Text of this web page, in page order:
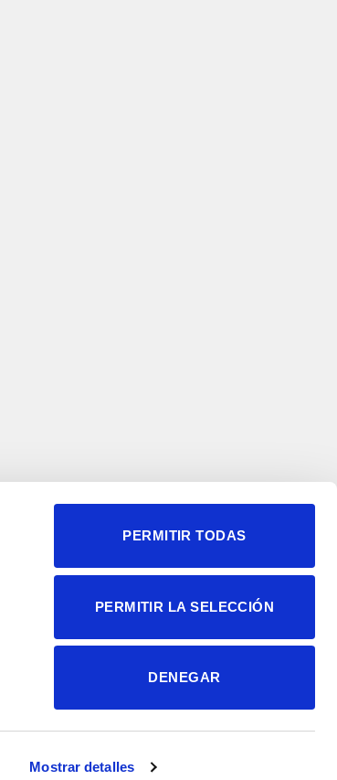
Mostrar detalles
PERMITIR TODAS
PERMITIR LA SELECCIÓN
DENEGAR
Neurociencias
Política de privacidad
Accesibilidad